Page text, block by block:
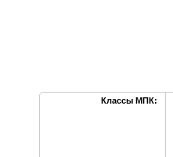
Классы МПК: